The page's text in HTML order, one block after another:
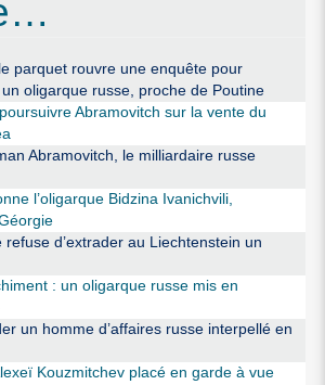
parquet rouvre une enquête pour
oligarque russe, proche de Poutine
Abramovitch sur la vente du
Abramovitch, le milliardaire russe
l’oligarque Bidzina Ivanichvili,
refuse d’extrader au Liechtenstein un
: un oligarque russe mis en
un homme d’affaires russe interpellé en
Kouzmitchev placé en garde à vue